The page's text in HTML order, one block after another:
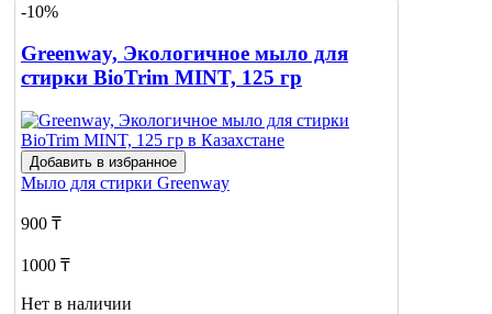
-10%
Greenway, Экологичное мыло для
стирки BioTrim MINT, 125 гр
Добавить в избранное
Мыло для стирки Greenway
900 ₸
1000 ₸
Нет в наличии